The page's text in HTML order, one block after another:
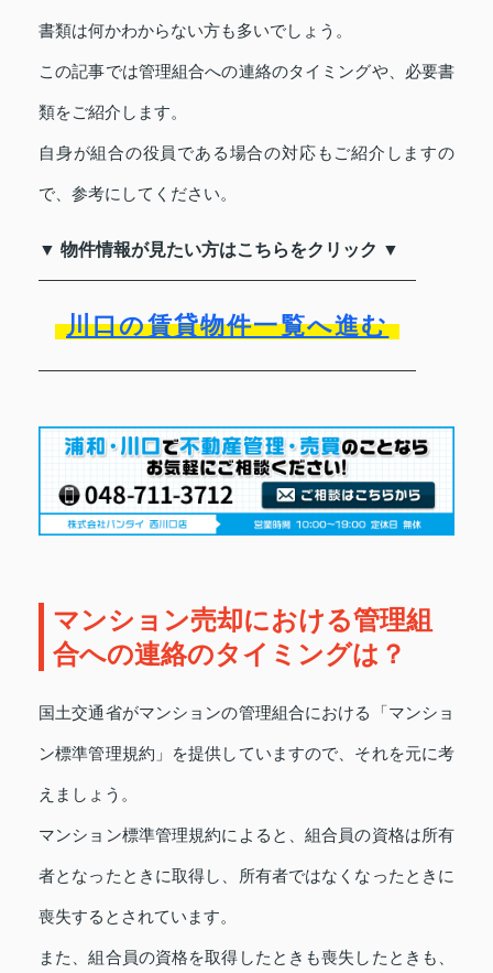
書類は何かわからない方も多いでしょう。
この記事では管理組合への連絡のタイミングや、必要書
類をご紹介します。
自身が組合の役員である場合の対応もご紹介しますの
で、参考にしてください。
▼ 物件情報が見たい方はこちらをクリック ▼
川口の賃貸物件一覧へ進む
マンション売却における管理組
合への連絡のタイミングは？
国土交通省がマンションの管理組合における「マンショ
ン標準管理規約」を提供していますので、それを元に考
えましょう。
マンション標準管理規約によると、組合員の資格は所有
者となったときに取得し、所有者ではなくなったときに
喪失するとされています。
また、組合員の資格を取得したときも喪失したときも、